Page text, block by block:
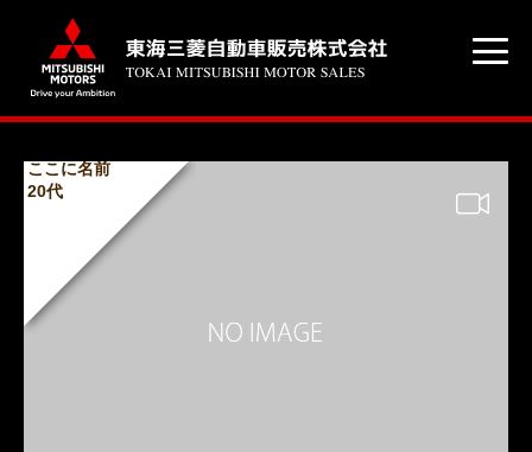
ここに名前
20代